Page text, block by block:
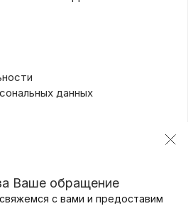
данных
Ваше обращение
с вами и предоставим